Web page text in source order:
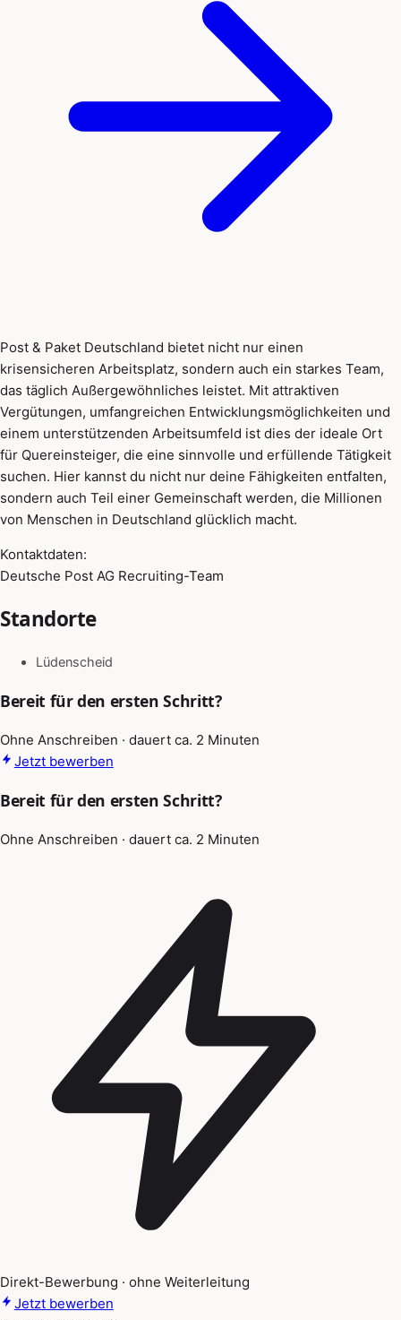
Post & Paket Deutschland bietet nicht nur einen
krisensicheren Arbeitsplatz, sondern auch ein starkes Team,
das täglich Außergewöhnliches leistet. Mit attraktiven
Vergütungen, umfangreichen Entwicklungsmöglichkeiten und
einem unterstützenden Arbeitsumfeld ist dies der ideale Ort
für Quereinsteiger, die eine sinnvolle und erfüllende Tätigkeit
suchen. Hier kannst du nicht nur deine Fähigkeiten entfalten,
sondern auch Teil einer Gemeinschaft werden, die Millionen
von Menschen in Deutschland glücklich macht.
Kontaktdaten:
Deutsche Post AG Recruiting-Team
Standorte
Lüdenscheid
Bereit für den ersten Schritt?
Ohne Anschreiben · dauert ca. 2 Minuten
Jetzt bewerben
Bereit für den ersten Schritt?
Ohne Anschreiben · dauert ca. 2 Minuten
Direkt-Bewerbung · ohne Weiterleitung
Jetzt bewerben